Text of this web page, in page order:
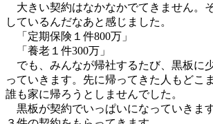
大きい契約はなかなかでてきません。
しているんだなあと感じました。
「定期保険１件800万」
「養老１件300万」
でも、みんなが帰社するたび、黒板に
っていきます。先に帰ってきた人もどこ
誰も家に帰ろうとしませんでした。
黒板が契約でいっぱいになっていきま